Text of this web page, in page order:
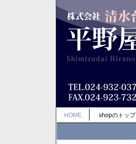
HOME shopのトップ